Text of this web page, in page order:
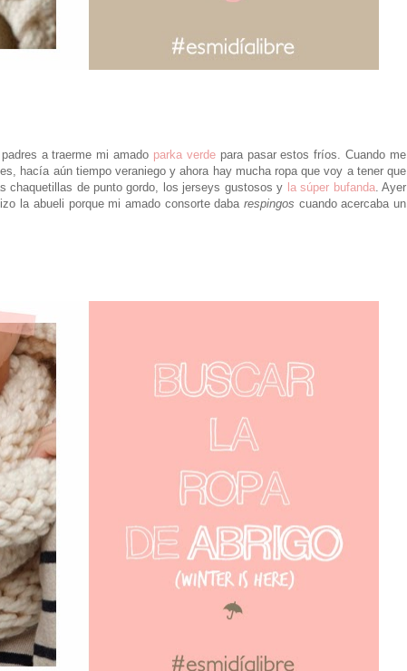
a traerme mi amado parka verde para pasar estos fríos. Cuando me
hacía aún tiempo veraniego y ahora hay mucha ropa que voy a tener que
chaquetillas de punto gordo, los jerseys gustosos y la súper bufanda. Ayer
la abueli porque mi amado consorte daba respingos cuando acercaba un